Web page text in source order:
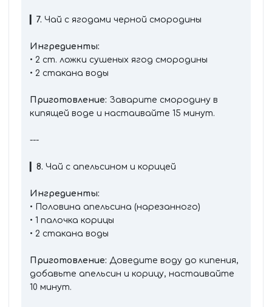
7. Чай с ягодами черной смородины
Ингредиенты:
• 2 ст. ложки сушеных ягод смородины
• 2 стакана воды
Приготовление: Заварите смородину в
кипящей воде и настаивайте 15 минут.
---
8. Чай с апельсином и корицей
Ингредиенты:
• Половина апельсина (нарезанного)
• 1 палочка корицы
• 2 стакана воды
Приготовление: Доведите воду до кипения,
добавьте апельсин и корицу, настаивайте
10 минут.